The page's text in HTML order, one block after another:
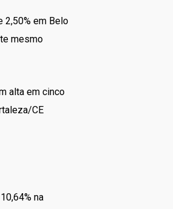
2,50% em Belo
mesmo
alta em cinco
CE
na